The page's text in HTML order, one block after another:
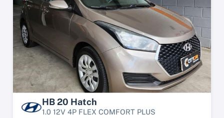
HB 20 Hatch
1.0 12V 4P FLEX COMFORT PLUS